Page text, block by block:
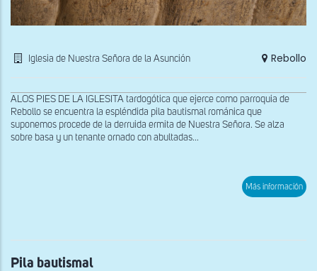
Iglesia de Nuestra Señora de la Asunción Rebollo
ALOS PIES DE LA IGLESITA tardogótica que ejerce como parroquia de
Rebollo se encuentra la espléndida pila bautismal románica que
suponemos procede de la derruida ermita de Nuestra Señora. Se alza
sobre basa y un tenante ornado con abultadas...
Más información
Pila bautismal